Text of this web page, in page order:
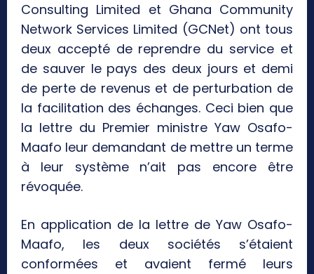
Consulting Limited et Ghana Community
Network Services Limited (GCNet) ont tous
deux accepté de reprendre du service et
de sauver le pays des deux jours et demi
de perte de revenus et de perturbation de
la facilitation des échanges. Ceci bien que
la lettre du Premier ministre Yaw Osafo-
Maafo leur demandant de mettre un terme
à leur système n’ait pas encore être
révoquée.
En application de la lettre de Yaw Osafo-
Maafo, les deux sociétés s’étaient
conformées et avaient fermé leurs